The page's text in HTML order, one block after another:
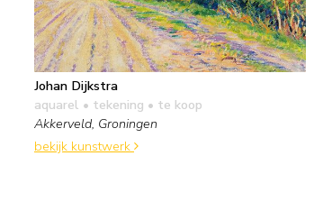
Johan Dijkstra
aquarel • tekening • te koop
Akkerveld, Groningen
bekijk kunstwerk